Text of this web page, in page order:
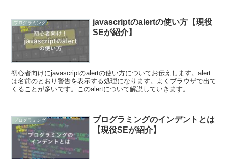
プログラミング
javascriptのalertの使い方【現役
SEが紹介】
初心者向けにjavascriptのalertの使い方についてお伝えします。alert
は名前のとおり警告を表示する処理になります。よくブラウザで出て
くることが多いです。このalertについて解説していきます。
プログラミング
プログラミングのインデントとは
【現役SEが紹介】